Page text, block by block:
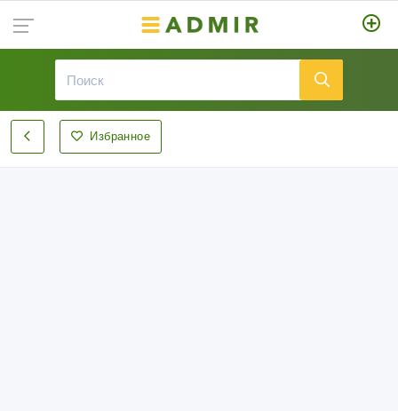
Избранное